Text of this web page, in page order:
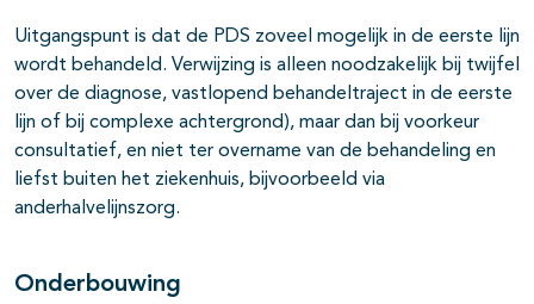
Uitgangspunt is dat de PDS zoveel mogelijk in de eerste lijn
wordt behandeld. Verwijzing is alleen noodzakelijk bij twijfel
over de diagnose, vastlopend behandeltraject in de eerste
lijn of bij complexe achtergrond), maar dan bij voorkeur
consultatief, en niet ter overname van de behandeling en
liefst buiten het ziekenhuis, bijvoorbeeld via
anderhalvelijnszorg.
Onderbouwing